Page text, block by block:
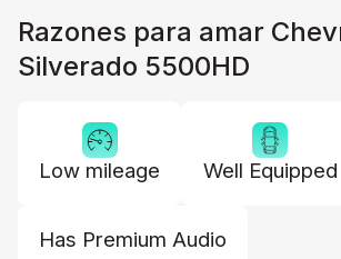
ofertas especiales de financiamiento. El precio
Razones para amar
Silverado 5500HD
Low mileage Well Equipped
Has Premium Audio